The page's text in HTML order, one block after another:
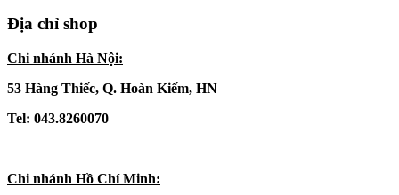
Địa chỉ shop
Chi nhánh Hà Nội:
53 Hàng Thiếc, Q. Hoàn Kiếm, HN
Tel: 043.8260070
Chi nhánh Hồ Chí Minh: